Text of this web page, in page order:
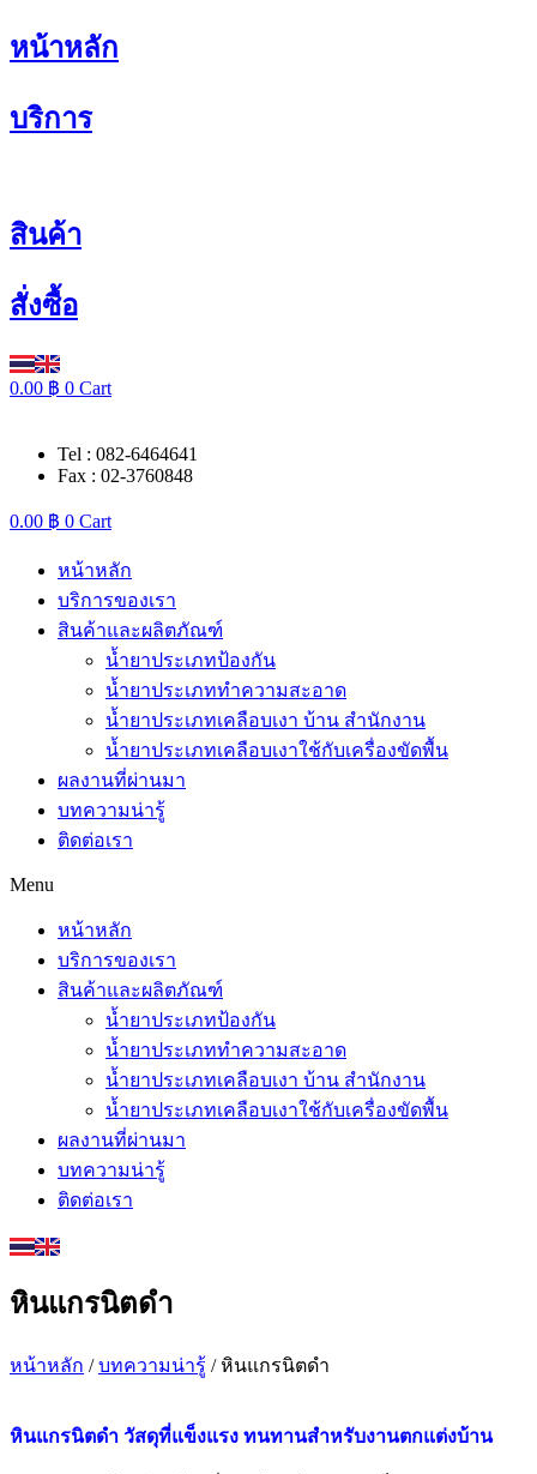
Skip
to
หน้าหลัก
บริการ
สินค้า
สั่งซื้อ
0.00 ฿ 0 Cart
Tel : 082-6464641
Fax : 02-3760848
0.00 ฿ 0 Cart
หน้าหลัก
บริการของเรา
สินค้าและผลิตภัณฑ์
น้ำยาประเภทป้องกัน
น้ำยาประเภททำความสะอาด
น้ำยาประเภทเคลือบเงา บ้าน สำนักงาน
น้ำยาประเภทเคลือบเงาใช้กับเครื่องขัดพื้น
ผลงานที่ผ่านมา
บทความน่ารู้
ติดต่อเรา
Menu
หน้าหลัก
บริการของเรา
สินค้าและผลิตภัณฑ์
น้ำยาประเภทป้องกัน
น้ำยาประเภททำความสะอาด
น้ำยาประเภทเคลือบเงา บ้าน สำนักงาน
น้ำยาประเภทเคลือบเงาใช้กับเครื่องขัดพื้น
ผลงานที่ผ่านมา
บทความน่ารู้
ติดต่อเรา
หินแกรนิตดำ
หน้าหลัก /บทความน่ารู้ / หินแกรนิตดำ
หินแกรนิตดำ วัสดุที่แข็งแรง ทนทานสำหรับงานตกแต่งบ้าน